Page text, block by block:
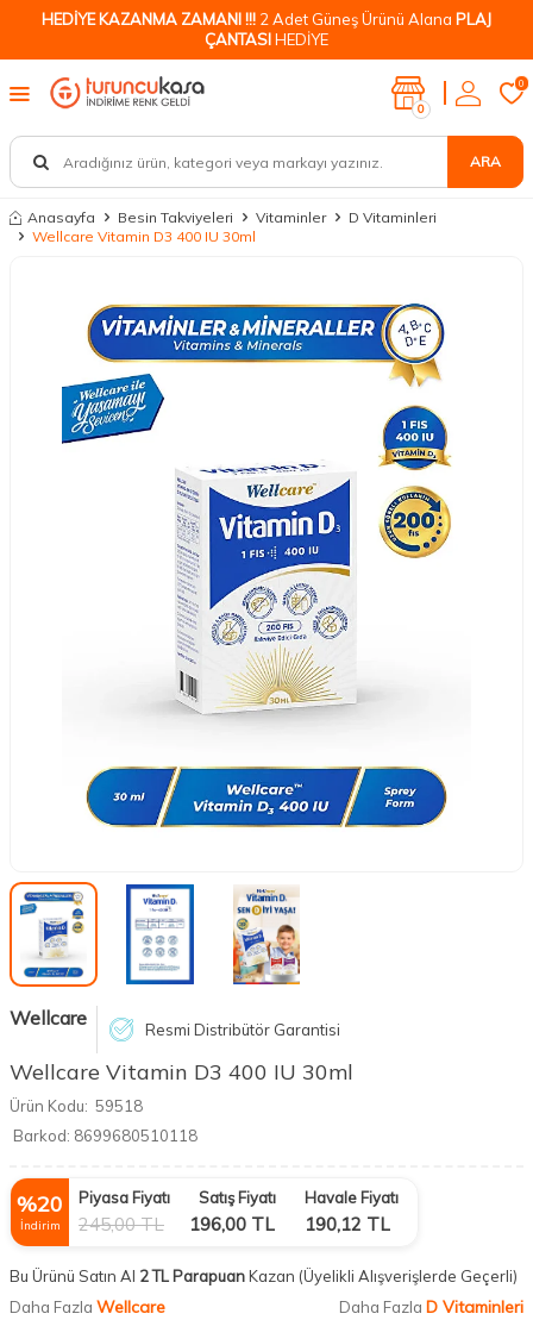
HEDİYE KAZANMA ZAMANI !!! 2 Adet Güneş Ürünü Alana PLAJ
ÇANTASIHEDİYE
ARA
0
0
Anasayfa Besin Takviyeleri Vitaminler
D Vitaminleri
Wellcare Vitamin D3 400 IU 30ml
Wellcare Resmi Distribütör Garantisi
Wellcare Vitamin D3 400 IU 30ml
Ürün Kodu: 59518
Barkod: 8699680510118
%20
İndirim
Piyasa Fiyatı
245,00TL
Satış Fiyatı
196,00 TL
Havale Fiyatı
190,12 TL
Bu Ürünü Satın Al 2 TL ParapuanKazan (Üyelikli Alışverişlerde Geçerli)
Daha Fazla Wellcare Daha Fazla D Vitaminleri